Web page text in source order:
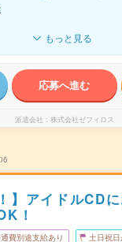
もっと見る
応募へ進む
派遣会社 株式会社ゼフィロス
】アイドルCD
！
費別途支給あり 土日祝